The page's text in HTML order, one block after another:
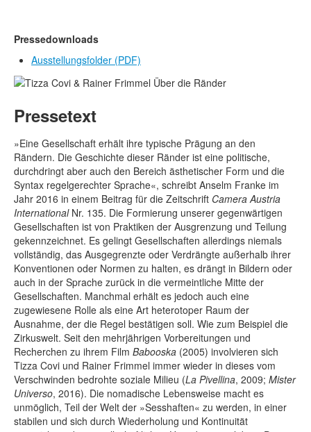
Pressedownloads
Ausstellungsfolder (PDF)
Pressetext
»Eine Gesellschaft erhält ihre typische Prägung an den
Rändern. Die Geschichte dieser Ränder ist eine politische,
durchdringt aber auch den Bereich ästhetischer Form und die
Syntax regelgerechter Sprache«, schreibt Anselm Franke im
Jahr 2016 in einem Beitrag für die Zeitschrift Camera Austria
InternationalNr. 135. Die Formierung unserer gegenwärtigen
Gesellschaften ist von Praktiken der Ausgrenzung und Teilung
gekennzeichnet. Es gelingt Gesellschaften allerdings niemals
vollständig, das Ausgegrenzte oder Verdrängte außerhalb ihrer
Konventionen oder Normen zu halten, es drängt in Bildern oder
auch in der Sprache zurück in die vermeintliche Mitte der
Gesellschaften. Manchmal erhält es jedoch auch eine
zugewiesene Rolle als eine Art heterotoper Raum der
Ausnahme, der die Regel bestätigen soll. Wie zum Beispiel die
Zirkuswelt. Seit den mehrjährigen Vorbereitungen und
Recherchen zu ihrem Film Babooska (2005) involvieren sich
Tizza Covi und Rainer Frimmel immer wieder in dieses vom
Verschwinden bedrohte soziale Milieu (La Pivellina, 2009; Mister
Universo, 2016). Die nomadische Lebensweise macht es
unmöglich, Teil der Welt der »Sesshaften« zu werden, in einer
stabilen und sich durch Wiederholung und Kontinuität